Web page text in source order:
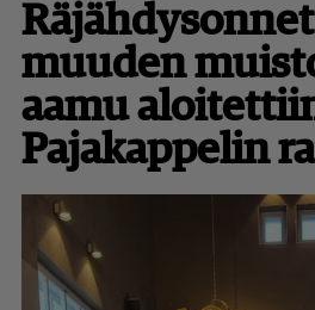
muuden
aamu
Pajakappelin